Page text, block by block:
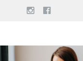
Instagram
facebook